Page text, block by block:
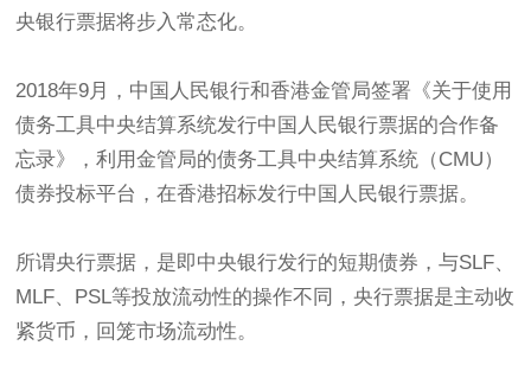
央银行票据将步入常态化。
2018年9月，中国人民银行和香港金管局签署《关于使用
债务工具中央结算系统发行中国人民银行票据的合作备
忘录》，利用金管局的债务工具中央结算系统（CMU）
债券投标平台，在香港招标发行中国人民银行票据。
所谓央行票据，是即中央银行发行的短期债券，与SLF、
MLF、PSL等投放流动性的操作不同，央行票据是主动收
紧货币，回笼市场流动性。